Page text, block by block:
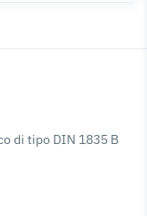
di tipo DIN 1835 B